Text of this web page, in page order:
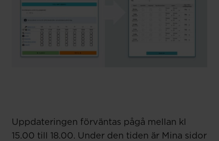
Uppdateringen förväntas pågå mellan kl
15.00 till 18.00. Under den tiden är Mina sidor